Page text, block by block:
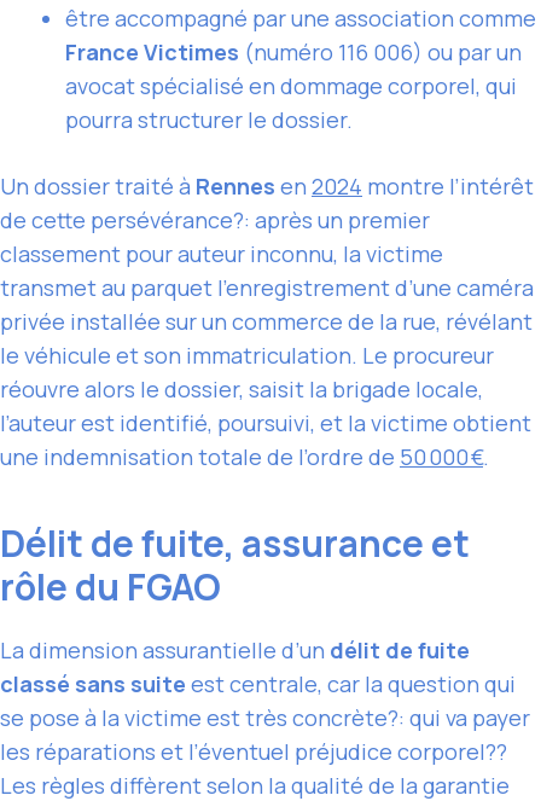
être accompagné par une association comme
France Victimes (numéro 116 006) ou par un
avocat spécialisé en dommage corporel, qui
pourra structurer le dossier.
Un dossier traité à Rennes en 2024 montre l’intérêt
de cette persévérance?: après un premier
classement pour auteur inconnu, la victime
transmet au parquet l’enregistrement d’une caméra
privée installée sur un commerce de la rue, révélant
le véhicule et son immatriculation. Le procureur
réouvre alors le dossier, saisit la brigade locale,
l’auteur est identifié, poursuivi, et la victime obtient
une indemnisation totale de l’ordre de 50 000 €.
Délit de fuite, assurance et
rôle du FGAO
La dimension assurantielle d’un délit de fuite
classé sans suite est centrale, car la question qui
se pose à la victime est très concrète?: qui va payer
les réparations et l’éventuel préjudice corporel??
Les règles diffèrent selon la qualité de la garantie